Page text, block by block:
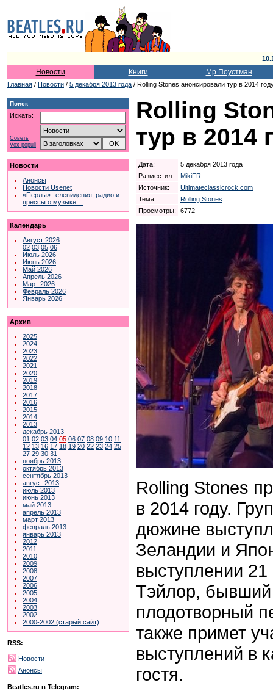
Новости Книги Мр.Поустман
Главная / Новости / 5 декабря 2013 года / Rolling Stones анонсировали тур в 2014
Поиск
Искать:
Советы
Vox populi
Новости
Анонсы
Новости Usenet
«Перлы» телевидения, радио и
прессы о музыке…
Календарь
Август 2026
02 03 05 06
Июль 2026
Июнь 2026
Май 2026
Апрель 2026
Март 2026
Февраль 2026
Январь 2026
Архив
2025
2024
2023
2022
2021
2020
2019
2018
2017
2016
2015
2014
2013
декабрь 2013
01 02 03 04 05 06 07 08 09 10 11
12 13 16 17 18 19 20 22 23 24 25
27 29 30 31
ноябрь 2013
октябрь 2013
сентябрь 2013
август 2013
июль 2013
июнь 2013
май 2013
апрель 2013
март 2013
февраль 2013
январь 2013
2012
2011
2010
2009
2008
2007
2006
2005
2004
2003
2002
2000-2002 (старый сайт)
RSS:
Новости
Анонсы
Beatles.ru в Telegram:
Rolling
тур в 2014
Дата:
5 декабря 2013 года
Разместил:
MikiFR
Источник:
Ultimateclassicrock.com
Тема:
Rolling Stones
Просмотры:
6772
Rolling Stones
в 2014 году.
дюжине
Зеландии и
выступлении
Тэйлор, бывший
плодотворный
также примет
выступлений в
гостя.